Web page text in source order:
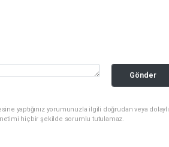
Gönder
yaptığınız yorumunuzla ilgili doğrudan veya dolaylı
hiçbir şekilde sorumlu tutulamaz.